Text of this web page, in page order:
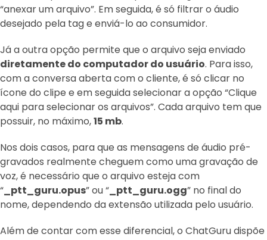
“anexar um arquivo”. Em seguida, é só filtrar o áudio
desejado pela tag e enviá-lo ao consumidor.
Já a outra opção permite que o arquivo seja enviado
diretamente do computador do usuário. Para isso,
com a conversa aberta com o cliente, é só clicar no
ícone do clipe e em seguida selecionar a opção “Clique
aqui para selecionar os arquivos”. Cada arquivo tem que
possuir, no máximo,15 mb.
Nos dois casos, para que as mensagens de áudio pré-
gravados realmente cheguem como uma gravação de
voz, é necessário que o arquivo esteja com
“_ptt_guru.opus” ou “_ptt_guru.ogg” no final do
nome, dependendo da extensão utilizada pelo usuário.
Além de contar com esse diferencial, o ChatGuru dispõe